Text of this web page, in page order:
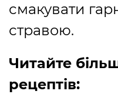
смакувати
стравою.
Читайте
рецептів: